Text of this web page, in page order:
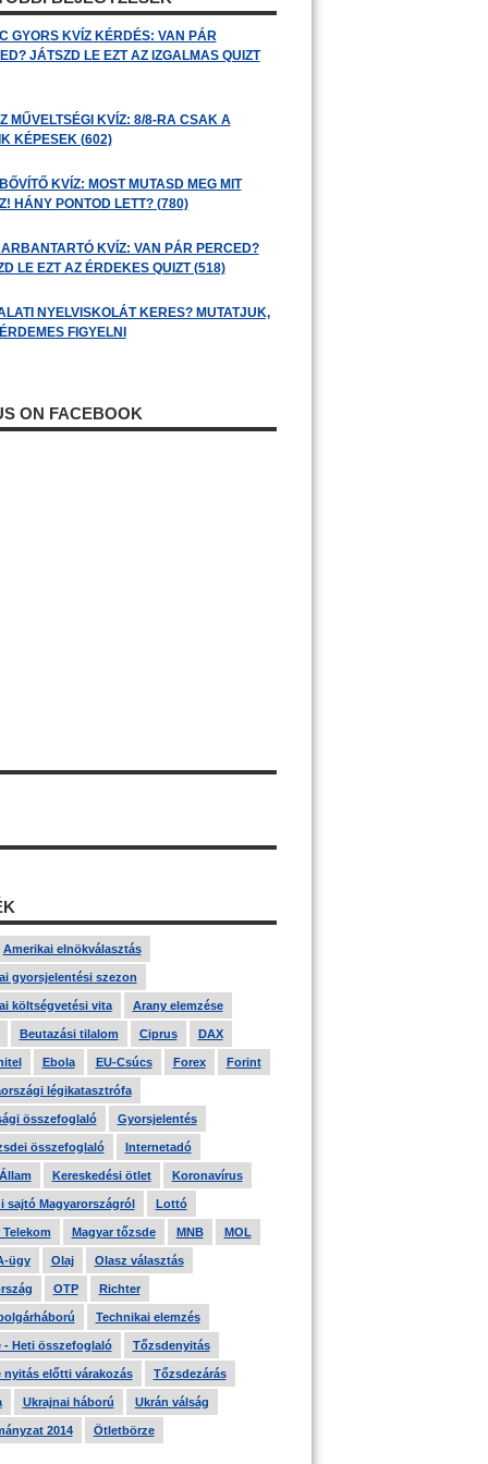
GYORS KVÍZ KÉRDÉS: VAN PÁR
JÁTSZD LE EZT AZ IZGALMAS QUIZT
MŰVELTSÉGI KVÍZ: 8/8-RA CSAK A
KÉPESEK (602)
KVÍZ: MOST MUTASD MEG MIT
HÁNY PONTOD LETT? (780)
KVÍZ: VAN PÁR PERCED?
LE EZT AZ ÉRDEKES QUIZT (518)
NYELVISKOLÁT KERES? MUTATJUK,
FIGYELNI
ON FACEBOOK
Amerikai elnökválasztás
gyorsjelentési szezon
költségvetési vita Arany elemzése
Beutazási tilalom Ciprus DAX
Ebola EU-Csúcs Forex Forint
légikatasztrófa
összefoglaló Gyorsjelentés
összefoglaló Internetadó
Kereskedési ötlet Koronavírus
sajtó Magyarországról Lottó
Telekom Magyar tőzsde MNB MOL
ügy Olaj Olasz választás
OTP Richter
Technikai elemzés
- Heti összefoglaló Tőzsdenyitás
nyitás előtti várakozás Tőzsdezárás
Ukrajnai háború Ukrán válság
2014 Ötletbörze